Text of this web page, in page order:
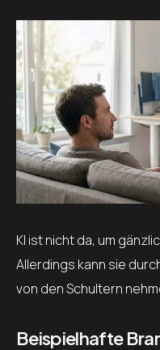
KI ist nicht da, um
Allerdings kann sie
von den Schultern
Beispielhafte